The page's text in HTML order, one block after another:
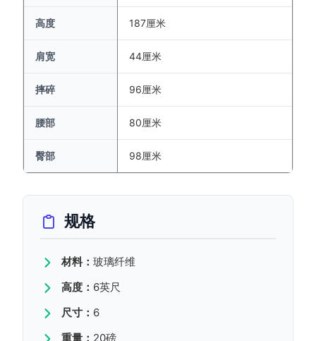
高度 187厘米
肩宽 44厘米
摔碎 96厘米
腰部 80厘米
臀部 98厘米
规格
材料： 玻璃纤维
高度： 6英尺
尺寸： 6
重量： 20磅